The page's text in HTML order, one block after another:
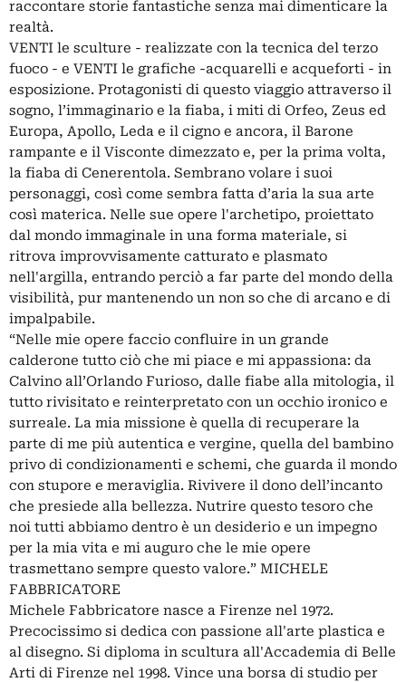
raccontare storie fantastiche senza mai dimenticare la
realtà.
VENTI le sculture - realizzate con la tecnica del terzo
fuoco - e VENTI le grafiche -acquarelli e acqueforti - in
esposizione. Protagonisti di questo viaggio attraverso il
sogno, l’immaginario e la fiaba, i miti di Orfeo, Zeus ed
Europa, Apollo, Leda e il cigno e ancora, il Barone
rampante e il Visconte dimezzato e, per la prima volta,
la fiaba di Cenerentola. Sembrano volare i suoi
personaggi, così come sembra fatta d’aria la sua arte
così materica. Nelle sue opere l'archetipo, proiettato
dal mondo immaginale in una forma materiale, si
ritrova improvvisamente catturato e plasmato
nell'argilla, entrando perciò a far parte del mondo della
visibilità, pur mantenendo un non so che di arcano e di
impalpabile.
“Nelle mie opere faccio confluire in un grande
calderone tutto ciò che mi piace e mi appassiona: da
Calvino all’Orlando Furioso, dalle fiabe alla mitologia, il
tutto rivisitato e reinterpretato con un occhio ironico e
surreale. La mia missione è quella di recuperare la
parte di me più autentica e vergine, quella del bambino
privo di condizionamenti e schemi, che guarda il mondo
con stupore e meraviglia. Rivivere il dono dell’incanto
che presiede alla bellezza. Nutrire questo tesoro che
noi tutti abbiamo dentro è un desiderio e un impegno
per la mia vita e mi auguro che le mie opere
trasmettano sempre questo valore.” MICHELE
FABBRICATORE
Michele Fabbricatore nasce a Firenze nel 1972.
Precocissimo si dedica con passione all'arte plastica e
al disegno. Si diploma in scultura all'Accademia di Belle
Arti di Firenze nel 1998. Vince una borsa di studio per